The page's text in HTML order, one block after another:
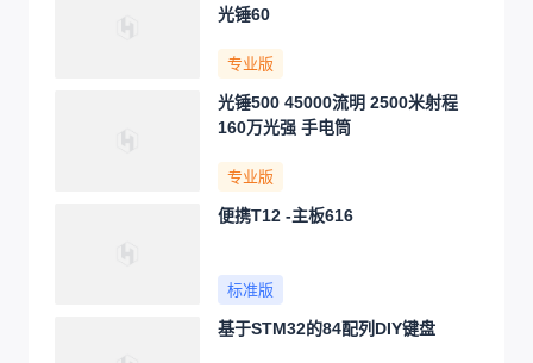
光锤60
专业版
光锤500 45000流明 2500米射程
160万光强 手电筒
专业版
便携T12 -主板616
标准版
基于STM32的84配列DIY键盘